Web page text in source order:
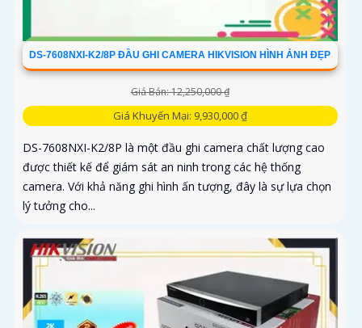
DS-7608NXI-K2/8P ĐẦU GHI CAMERA HIKVISION HÌNH ẢNH ĐẸP
Giá Bán: 12,250,000 ₫
Giá Khuyến Mại: 9,930,000 ₫
DS-7608NXI-K2/8P là một đầu ghi camera chất lượng cao
được thiết kế để giám sát an ninh trong các hệ thống
camera. Với khả năng ghi hình ấn tượng, đây là sự lựa chọn
lý tưởng cho...